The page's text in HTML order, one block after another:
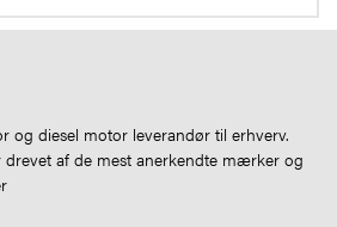
og diesel motor leverandør til erhverv.
af de mest anerkendte mærker og